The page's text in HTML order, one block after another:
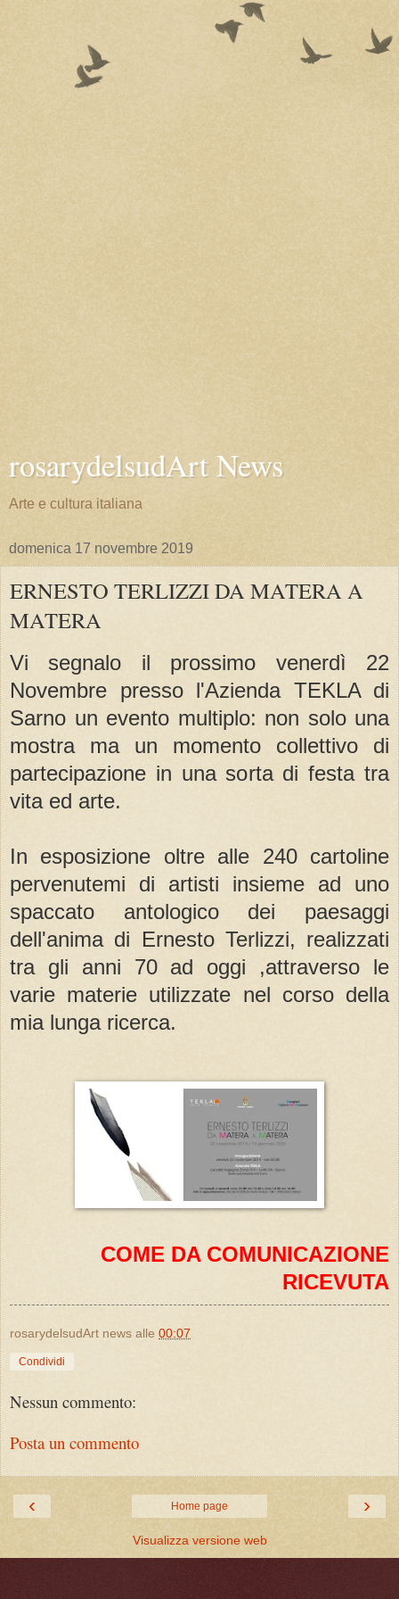
rosarydelsudArt News
Arte e cultura italiana
domenica 17 novembre 2019
ERNESTO TERLIZZI DA MATERA A
MATERA
Vi segnalo il prossimo venerdì 22
Novembre presso l'Azienda TEKLA di
Sarno un evento multiplo: non solo una
mostra ma un momento collettivo di
partecipazione in una sorta di festa tra
vita ed arte.
In esposizione oltre alle 240 cartoline
pervenutemi di artisti insieme ad uno
spaccato antologico dei paesaggi
dell'anima di Ernesto Terlizzi, realizzati
tra gli anni 70 ad oggi ,attraverso le
varie materie utilizzate nel corso della
mia lunga ricerca.
COME DA COMUNICAZIONE
RICEVUTA
rosarydelsudArt news alle 00:07
Condividi
Nessun commento:
Posta un commento
‹ ›
Home page
Visualizza versione web